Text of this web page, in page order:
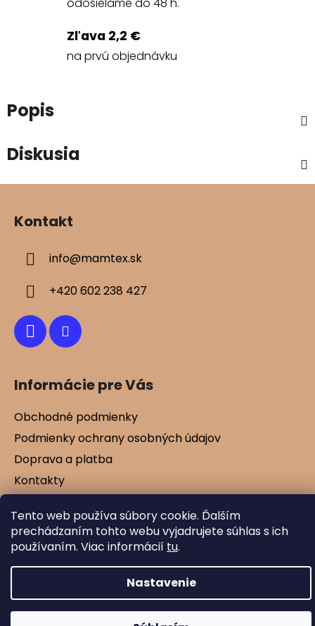
Tento web používa súbory cookie. Ďalším
prechádzaním tohto webu vyjadrujete súhlas s ich
používaním. Viac informácií tu.
Nastavenie
Zľava 2,2 €
na prvú objednávku
Popis
Diskusia
Z
Kontakt
info@mamtex.sk
+420 602 238 427
Informácie pre Vás
Obchodné podmienky
Podmienky ochrany osobných údajov
Doprava a platba
Kontakty
Blog
Vytvoril Shoptet
Copyright 2026Mamtex.sk. Všetky práva
vyhradené.